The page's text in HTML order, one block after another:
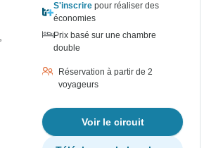
S'inscrire pour réaliser des
économies
Prix basé sur une chambre
double
Réservation à partir de 2
voyageurs
Voir le circuit